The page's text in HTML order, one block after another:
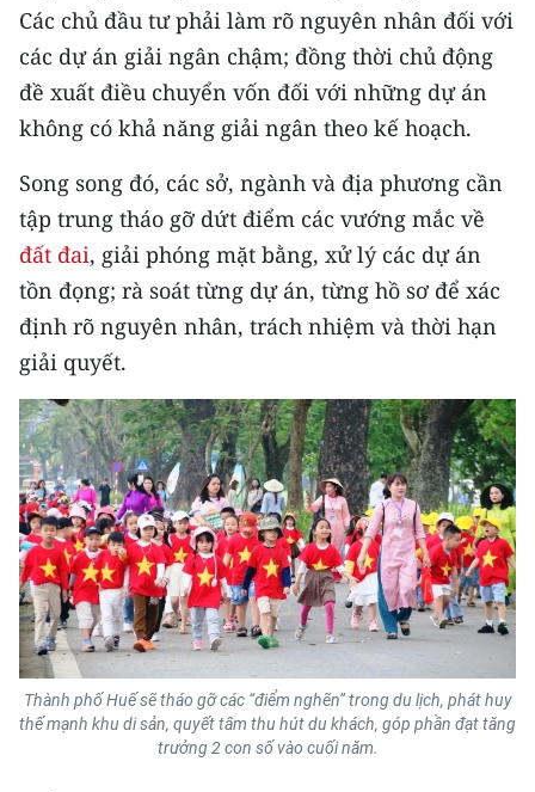
Các chủ đầu tư phải làm rõ nguyên nhân đối với
các dự án giải ngân chậm; đồng thời chủ động
đề xuất điều chuyển vốn đối với những dự án
không có khả năng giải ngân theo kế hoạch.
Song song đó, các sở, ngành và địa phương cần
tập trung tháo gỡ dứt điểm các vướng mắc về
đất đai, giải phóng mặt bằng, xử lý các dự án
tồn đọng; rà soát từng dự án, từng hồ sơ để xác
định rõ nguyên nhân, trách nhiệm và thời hạn
giải quyết.
Thành phố Huế sẽ tháo gỡ các “điểm nghẽn” trong du lịch, phát huy
thế mạnh khu di sản, quyết tâm thu hút du khách, góp phần đạt tăng
trưởng 2 con số vào cuối năm.